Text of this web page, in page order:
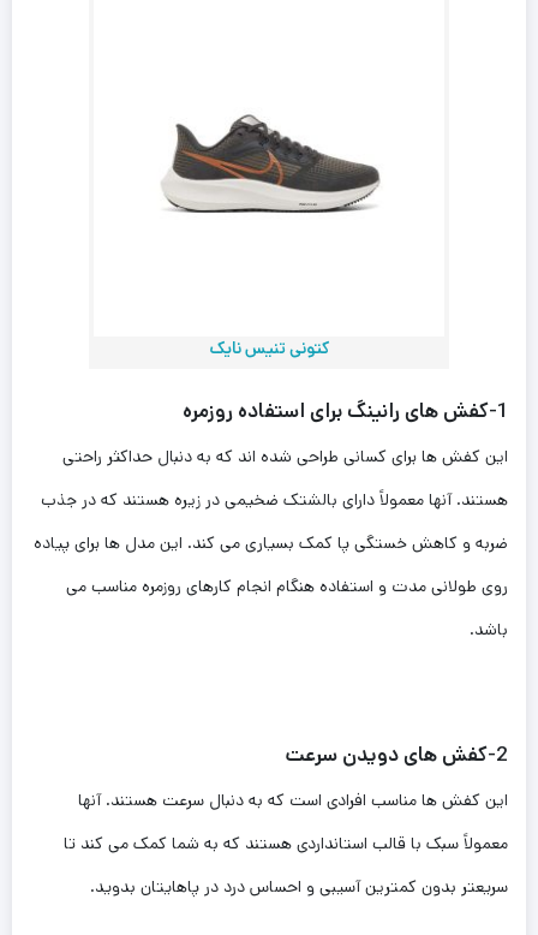
کتونی تنیس نایک
1-کفش های رانینگ برای استفاده روزمره
این کفش ها برای کسانی طراحی شده اند که به دنبال حداکثر راحتی
هستند. آنها معمولاً دارای بالشتک ضخیمی در زیره هستند که در جذب
ضربه و کاهش خستگی پا کمک بسیاری می کند. این مدل ها برای پیاده
روی طولانی مدت و استفاده هنگام انجام کارهای روزمره مناسب می
باشد.
2-کفش های دویدن سرعت
این کفش ها مناسب افرادی است که به دنبال سرعت هستند. آنها
معمولاً سبک با قالب استانداردی هستند که به شما کمک می کند تا
سریعتر بدون کمترین آسیبی و احساس درد در پاهایتان بدوید.